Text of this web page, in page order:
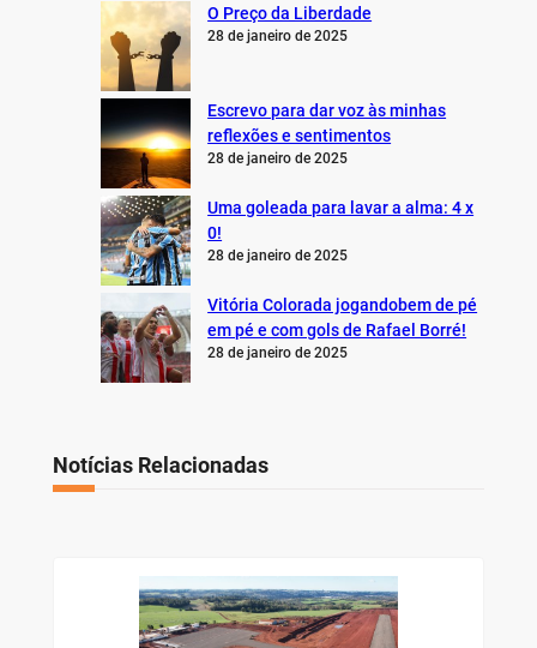
O Preço da Liberdade
28 de janeiro de 2025
Escrevo para dar voz às minhas
reflexões e sentimentos
28 de janeiro de 2025
Uma goleada para lavar a alma: 4 x
0!
28 de janeiro de 2025
Vitória Colorada jogandobem de pé
em pé e com gols de Rafael Borré!
28 de janeiro de 2025
Notícias Relacionadas